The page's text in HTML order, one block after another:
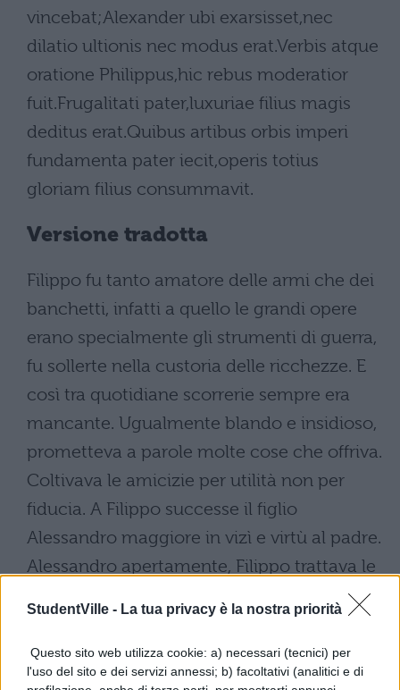
StudentVille - La tua privacy è la nostra priorità
Questo sito web utilizza cookie: a) necessari (tecnici) per
l'uso del sito e dei servizi annessi; b) facoltativi (analitici e di
vincebat;Alexander ubi exarsisset,nec
dilatio ultionis nec modus erat.Verbis atque
oratione Philippus,hic rebus moderatior
fuit.Frugalitati pater,luxuriae filius magis
deditus erat.Quibus artibus orbis imperi
fundamenta pater iecit,operis totius
gloriam filius consummavit.
Versione tradotta
Filippo fu tanto amatore delle armi che dei
banchetti, infatti a quello le grandi opere
erano specialmente gli strumenti di guerra,
fu sollerte nella custoria delle ricchezze. E
così tra quotidiane scorrerie sempre era
mancante. Ugualmente blando e insidioso,
prometteva a parole molte cose che offriva.
Coltivava le amicizie per utilità non per
fiducia. A Filippo successe il figlio
Alessandro maggiore in vizì e virtù al padre.
Alessandro apertamente, Filippo trattava le
guerre con le arti. Il padre più prudente in
consiglio, il figlio più magnifico nell'animo.
Filippo dissimulava l'ira e vinceva molto,
Alessandro quando ardeva non aveva nè